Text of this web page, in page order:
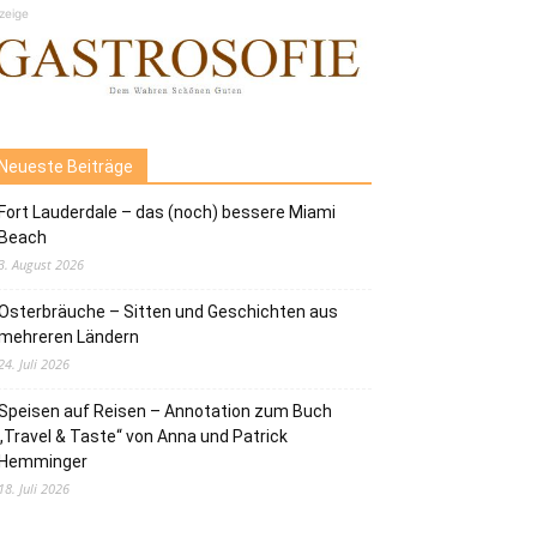
Beiträge
Lauderdale – das (noch) bessere Miami
August 2026
– Sitten und Geschichten aus
Ländern
Juli 2026
auf Reisen – Annotation zum Buch
& Taste“ von Anna und Patrick
Juli 2026